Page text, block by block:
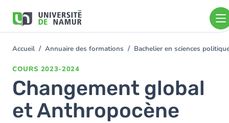
contenu
You
Accueil Annuaire des formations Bachelier en sciences
COURS 2023-2024
Changement global
et Anthropocène